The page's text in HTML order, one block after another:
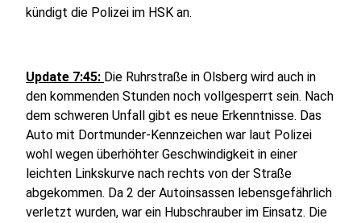
kündigt die Polizei im HSK an.
Update 7:45: Die Ruhrstraße in Olsberg wird auch in
den kommenden Stunden noch vollgesperrt sein. Nach
dem schweren Unfall gibt es neue Erkenntnisse. Das
Auto mit Dortmunder-Kennzeichen war laut Polizei
wohl wegen überhöhter Geschwindigkeit in einer
leichten Linkskurve nach rechts von der Straße
abgekommen. Da 2 der Autoinsassen lebensgefährlich
verletzt wurden, war ein Hubschrauber im Einsatz. Die